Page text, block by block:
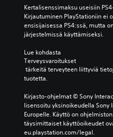
Kertalisenssimaksu useisiin
Kirjautuminen PlayStationiin ei
ensisijaisessa PS4:ssä, mutta
järjestelmissä käyttämiseksi.
Lue kohdasta
Terveysvaroitukset
tuotetta.
Kirjasto-ohjelmat © Sony
lisensoitu yksinoikeudella Sony
Europelle. Käyttö on
täysimittaiset käyttöoikeudet
eu.playstation.com/legal.